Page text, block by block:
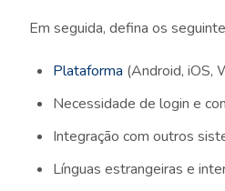
Em seguida, defina os
Plataforma (Android, iOS,
Necessidade de login e
Integração com outros
Línguas estrangeiras e